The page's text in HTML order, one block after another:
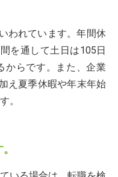
われています。年間休
を通して土日は105日
からです。また、企業
え夏季休暇や年末年始
。